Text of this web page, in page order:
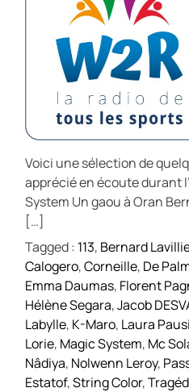
Voici une sélection de
apprécié en écoute durant
System Un gaou à Oran
[…]
Tagged : 113, Bernard
Calogero,Corneille, De
Emma Daumas, Florent
Hélène Segara,Jacob
Labylle, K-Maro, Laura
Lorie, Magic System, Mc
Nâdiya, Nolwenn Leroy,
Estatof,String Color,